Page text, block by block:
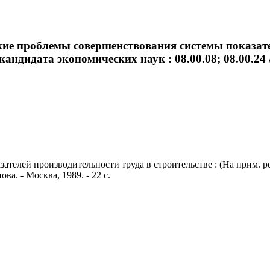
проблемы совершенствования системы
экономических наук : 08.00.08;
производительности труда в строительстве : (На прим.
- Москва, 1989. - 22 с.